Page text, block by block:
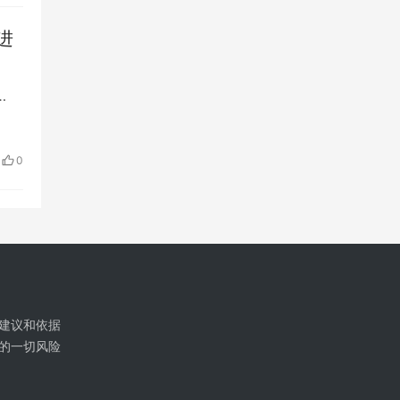
0
议和依据
一切风险